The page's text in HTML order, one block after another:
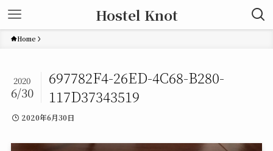
Hostel Knot
Home
697782F4-26ED-4C68-B280-
117D37343519
2020
6/30
2020年6月30日